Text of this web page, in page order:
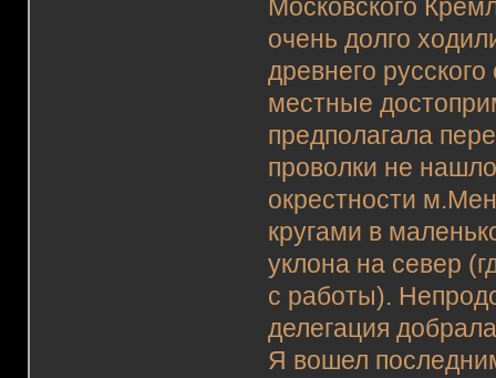
Московского
очень долго
древнего
местные
предполагала
проволки не
окрестности
кругами в
уклона на север
с работы).
делегация
Я вошел